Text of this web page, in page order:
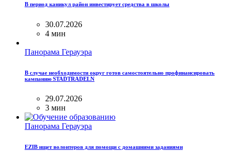
В период каникул район инвестирует средства в школы
30.07.2026
4 мин
Панорама Герауэра
В случае необходимости округ готов самостоятельно профинансировать
кампанию STADTRADELN
29.07.2026
3 мин
Панорама Герауэра
EZIB ищет волонтеров для помощи с домашними заданиями